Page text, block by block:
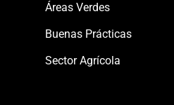
Áreas Verdes
Buenas Prácticas
Sector Agrícola